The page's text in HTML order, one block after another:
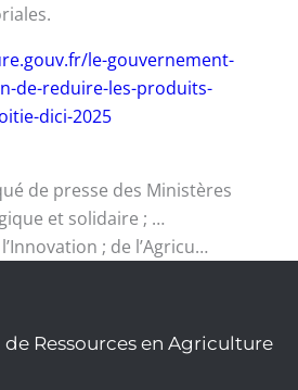
le-gouvernement-
de-reduire-les-produits-
dici-2025
de presse des Ministères
et solidaire ; …
; de l’Agricu…
Ressources en Agriculture